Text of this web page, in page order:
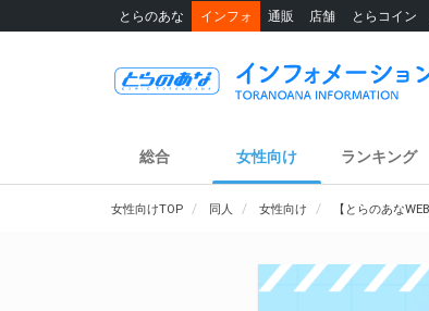
とらのあな インフォ 通販 店舗 とらコイン
総合 女性向け ランキング
女性向けTOP 同人 女性向け 【とらのあな